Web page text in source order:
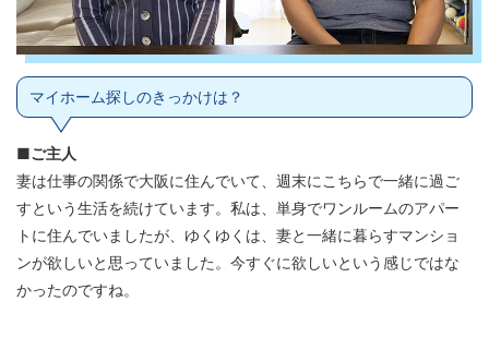
マイホーム探しのきっかけは？
■ご主人
妻は仕事の関係で大阪に住んでいて、週末にこちらで一緒に過ご
すという生活を続けています。私は、単身でワンルームのアパー
トに住んでいましたが、ゆくゆくは、妻と一緒に暮らすマンショ
ンが欲しいと思っていました。今すぐに欲しいという感じではな
かったのですね。